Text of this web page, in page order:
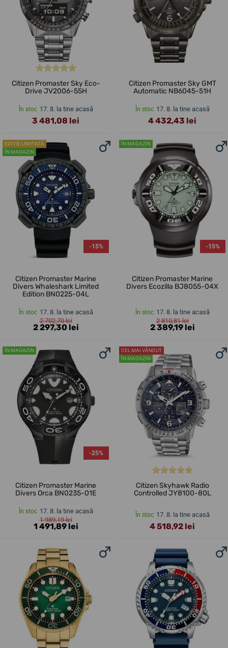
Citizen Promaster Sky Eco-
Drive JV2006-55H
În stoc 17. 8. la tine acasă
3 481,08 lei
Citizen Promaster Sky GMT
Automatic NB6045-51H
În stoc 17. 8. la tine acasă
4 432,43 lei
EDIȚIE LIMITATĂ
ÎN MAGAZIN
-15%
Citizen Promaster Marine
Divers Whaleshark Limited
Edition BN0225-04L
În stoc 17. 8. la tine acasă
2 702,70 lei
2 297,30 lei
ÎN MAGAZIN
-15%
Citizen Promaster Marine
Divers Ecozilla BJ8055-04X
În stoc 17. 8. la tine acasă
2 810,81 lei
2 389,19 lei
ÎN MAGAZIN
-25%
Citizen Promaster Marine
Divers Orca BN0235-01E
În stoc 17. 8. la tine acasă
1 989,19 lei
1 491,89 lei
CEL MAI VÂNDUT
ÎN MAGAZIN
Citizen Skyhawk Radio
Controlled JY8100-80L
În stoc 17. 8. la tine acasă
4 518,92 lei